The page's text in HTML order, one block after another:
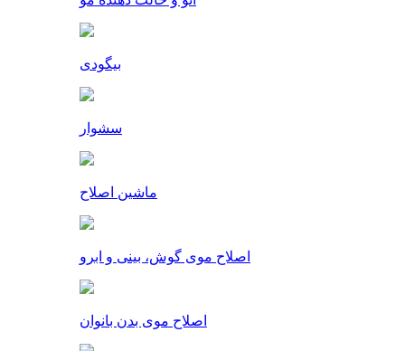
بیگودی
سشوار
ماشین اصلاح
اصلاح موی گوش، بینی و ابرو
اصلاح موی بدن بانوان